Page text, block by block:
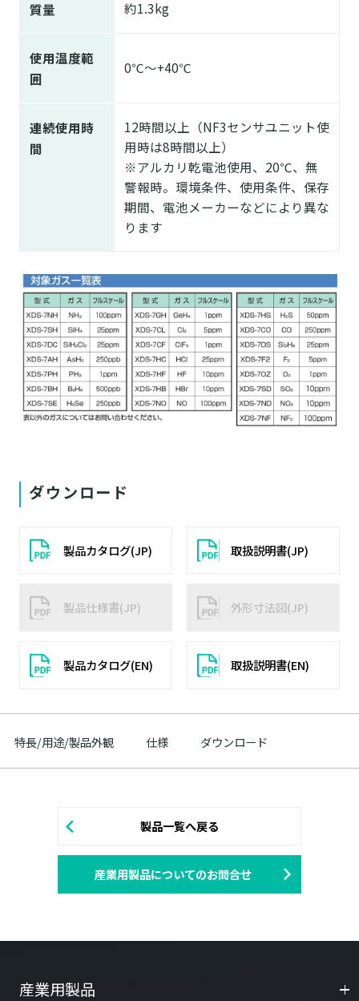
質量 約1.3kg
使用温度範
囲
0℃～+40℃
連続使用時
間
12時間以上（NF3センサユニット使
用時は8時間以上）
※アルカリ乾電池使用、20℃、無
警報時。環境条件、使用条件、保存
期間、電池メーカーなどにより異な
ります
ダウンロード
製品カタログ(JP) 取扱説明書(JP)
製品仕様書(JP) 外形寸法図(JP)
製品カタログ(EN) 取扱説明書(EN)
特長/用途/製品外観 仕様 ダウンロード
製品一覧へ戻る
産業用製品についてのお問合せ
産業用製品